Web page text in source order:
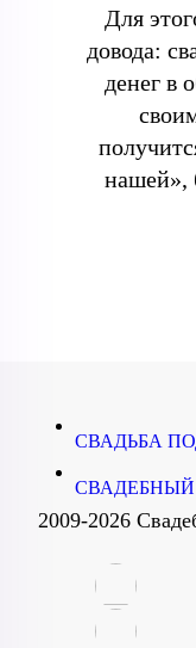
Для
довода:
денег в
нашей»,
СВАДЬБА
СВАДЕБНЫЙ
2009-2026